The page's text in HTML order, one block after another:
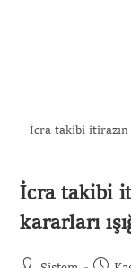
İcra takibi itirazın
İcra takibi
kararları